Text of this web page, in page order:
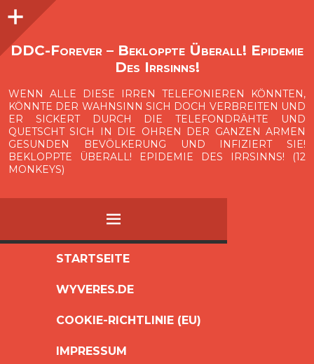
O
p
e
n
i
d
e
b
a
DDC-Forever – Bekloppte Überall! Epidemie
Des Irrsinns!
WENN ALLE DIESE IRREN TELEFONIEREN KÖNNTEN,
KÖNNTE DER WAHNSINN SICH DOCH VERBREITEN UND
ER SICKERT DURCH DIE TELEFONDRÄHTE UND
QUETSCHT SICH IN DIE OHREN DER GANZEN ARMEN
GESUNDEN BEVÖLKERUNG UND INFIZIERT SIE!
BEKLOPPTE ÜBERALL! EPIDEMIE DES IRRSINNS! (12
MONKEYS)
MENÜ
SPRINGEN
STARTSEITE
WYVERES.DE
COOKIE-RICHTLINIE (EU)
IMPRESSUM
Seitenleiste